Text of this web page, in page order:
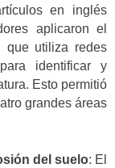
en inglés
aplicaron el
que utiliza redes
identificar y
Esto permitió
grandes áreas
del suelo: El